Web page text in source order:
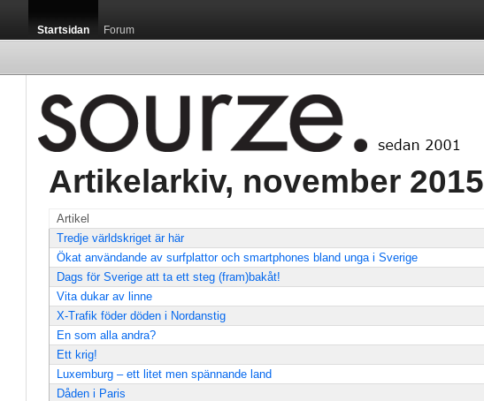
Startsidan Forum
Artikelarkiv, november 2015
Artikel
Tredje världskriget är här
Ökat användande av surfplattor och smartphones bland unga i Sverige
Dags för Sverige att ta ett steg (fram)bakåt!
Vita dukar av linne
X-Trafik föder döden i Nordanstig
En som alla andra?
Ett krig!
Luxemburg – ett litet men spännande land
Dåden i Paris